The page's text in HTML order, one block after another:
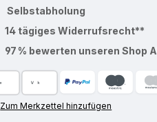
Selbstabholung
14 tägiges Widerrufsrecht**
97 % bewerten unseren Shop
Zum Merkzettel hinzufügen